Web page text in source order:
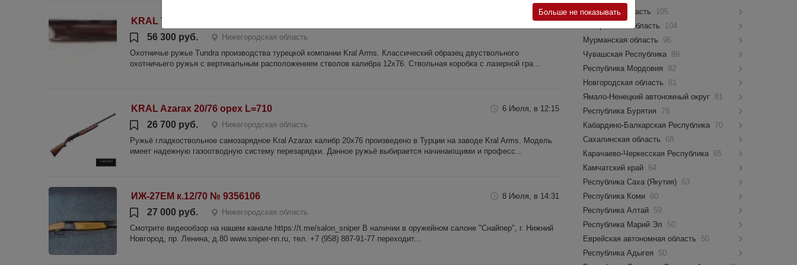
KRAL Tundra S 12/76 L=710 орех 5 д/н 2 спуск. крючка 6 Июля, в 12:57
56 300 руб.
Нижегородская область
Охотничье ружье Tundra производства турецкой компании Kral Arms. Классический образец двуствольного
охотничьего ружья с вертикальным расположением стволов калибра 12х76. Ствольная коробка с лазерной гра...
KRAL Azarax 20/76 орех L=710 6 Июля, в 12:15
26 700 руб.
Нижегородская область
Ружьё гладкоствольное самозарядное Kral Azarax калибр 20х76 произведено в Турции на заводе Kral Arms. Модель
имеет надежную газоотводную систему перезарядки. Данное ружьё выбирается начинающими и професс...
ИЖ-27ЕМ к.12/70 № 9356106 8 Июля, в 14:31
27 000 руб.
Нижегородская область
Смотрите видеообзор на нашем канале https://t.me/salon_sniper В наличии в оружейном салоне "Снайпер", г. Нижний
Новгород, пр. Ленина, д.80 www.sniper-nn.ru, тел. +7 (958) 887-91-77 переходит...
Больше не показывать
Псковская область
105
Костромская область
104
Мурманская область
96
Чувашская Республика 89
Республика Мордовия
82
Новгородская область
81
Ямало-Ненецкий автономный округ 81
Республика Бурятия
78
Кабардино-Балкарская Республика 70
Сахалинская область
68
Карачаево-Черкесская Республика 65
Камчатский край 64
Республика Саха (Якутия) 63
Республика Коми 60
Республика Алтай 59
Республика Марий Эл
50
Еврейская автономная область
50
Республика Адыгея
50